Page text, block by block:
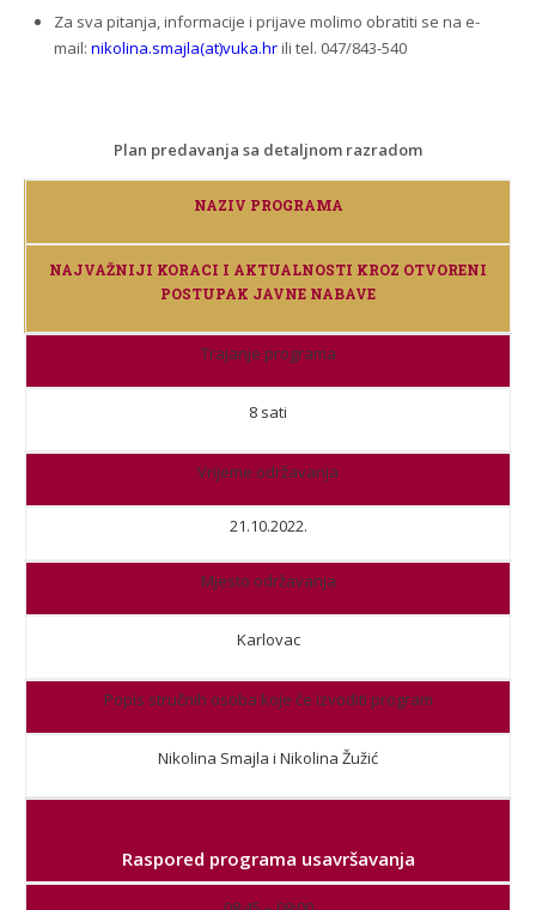
Za sva pitanja, informacije i prijave molimo obratiti se na e-
mail: nikolina.smajla(at)vuka.hrili tel. 047/843-540
Plan predavanja sa detaljnom razradom
NAZIV PROGRAMA
NAJVAŽNIJI KORACI I AKTUALNOSTI KROZ OTVORENI
POSTUPAK JAVNE NABAVE
Trajanje programa
8 sati
Vrijeme održavanja
21.10.2022.
Mjesto održavanja
Karlovac
Popis stručnih osoba koje će izvoditi program
Nikolina Smajla i Nikolina Žužić
Raspored programa usavršavanja